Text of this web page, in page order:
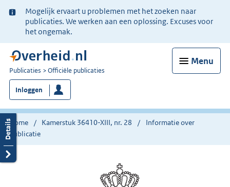
Ter
informatie:
Mogelijk ervaart u problemen met het zoeken naar
publicaties. We werken aan een oplossing. Excuses voor
het ongemak.
Menu
U
bent
nu
hier:
Publicaties Officiële publicaties
Inloggen
Home Kamerstuk 36410-XIII, nr. 28
Informatie over
publicatie